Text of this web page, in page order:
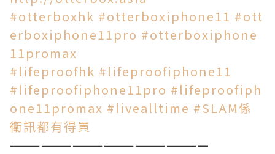
#otterboxhk #otterboxiphone11 #ott
erboxiphone11pro #otterboxiphone
11promax
#lifeproofhk #lifeproofiphone11
#lifeproofiphone11pro #lifeproofiph
one11promax #livealltime #SLAM係
衛訊都有得買
———————————————————